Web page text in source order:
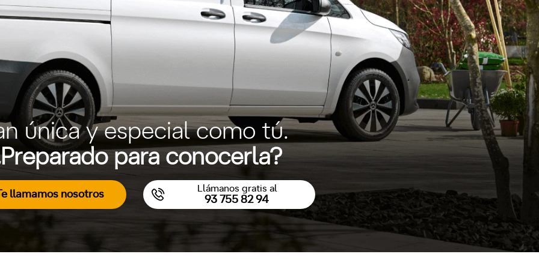
única y especial como tú.
para conocerla?
llamamos nosotros
Llámanos gratis al
93 755 82 94